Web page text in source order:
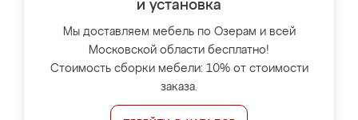
и установка
Мы доставляем мебель по Озерам и всей
Московской области бесплатно!
Стоимость сборки мебели: 10% от стоимости
заказа.